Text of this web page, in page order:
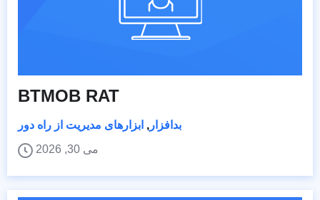
BTMOB RAT
بدافزار , ابزارهای مدیریت از راه دور
می 30, 2026